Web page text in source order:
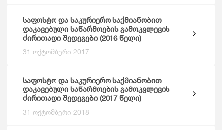
საფოსტო და საკურიერო საქმიანობით
დაკავებული საწარმოების გამოკვლევის
ძირითადი შედეგები (2016 წელი)
31 ოქტომბერი 2017
საფოსტო და საკურიერო საქმიანობით
დაკავებული საწარმოების გამოკვლევის
ძირითადი შედეგები (2017 წელი)
31 ოქტომბერი 2018